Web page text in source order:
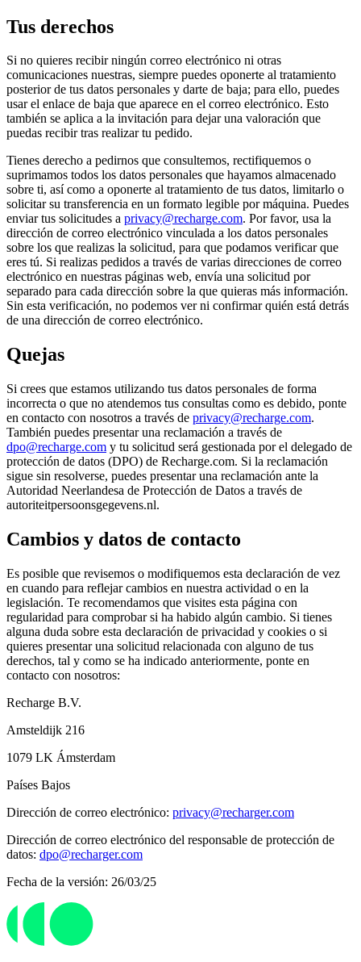
Tus derechos
Si no quieres recibir ningún correo electrónico ni otras
comunicaciones nuestras, siempre puedes oponerte al tratamiento
posterior de tus datos personales y darte de baja; para ello, puedes
usar el enlace de baja que aparece en el correo electrónico. Esto
también se aplica a la invitación para dejar una valoración que
puedas recibir tras realizar tu pedido.
Tienes derecho a pedirnos que consultemos, rectifiquemos o
suprimamos todos los datos personales que hayamos almacenado
sobre ti, así como a oponerte al tratamiento de tus datos, limitarlo o
solicitar su transferencia en un formato legible por máquina. Puedes
enviar tus solicitudes a privacy@recharge.com. Por favor, usa la
dirección de correo electrónico vinculada a los datos personales
sobre los que realizas la solicitud, para que podamos verificar que
eres tú. Si realizas pedidos a través de varias direcciones de correo
electrónico en nuestras páginas web, envía una solicitud por
separado para cada dirección sobre la que quieras más información.
Sin esta verificación, no podemos ver ni confirmar quién está detrás
de una dirección de correo electrónico.
Quejas
Si crees que estamos utilizando tus datos personales de forma
incorrecta o que no atendemos tus consultas como es debido, ponte
en contacto con nosotros a través de privacy@recharge.com.
También puedes presentar una reclamación a través de
dpo@recharge.com y tu solicitud será gestionada por el delegado de
protección de datos (DPO) de Recharge.com. Si la reclamación
sigue sin resolverse, puedes presentar una reclamación ante la
Autoridad Neerlandesa de Protección de Datos a través de
autoriteitpersoonsgegevens.nl.
Cambios y datos de contacto
Es posible que revisemos o modifiquemos esta declaración de vez
en cuando para reflejar cambios en nuestra actividad o en la
legislación. Te recomendamos que visites esta página con
regularidad para comprobar si ha habido algún cambio. Si tienes
alguna duda sobre esta declaración de privacidad y cookies o si
quieres presentar una solicitud relacionada con alguno de tus
derechos, tal y como se ha indicado anteriormente, ponte en
contacto con nosotros:
Recharge B.V.
Amsteldijk 216
1079 LK Ámsterdam
Países Bajos
Dirección de correo electrónico: privacy@recharger.com
Dirección de correo electrónico del responsable de protección de
datos: dpo@recharger.com
Fecha de la versión: 26/03/25